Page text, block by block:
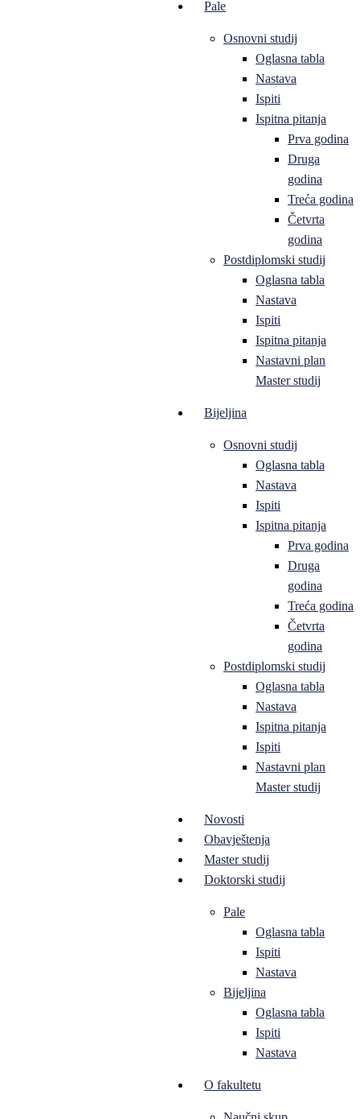
Pale
Osnovni studij
Oglasna tabla
Nastava
Ispiti
Ispitna pitanja
Prva godina
Druga
godina
Treća godina
Četvrta
godina
Postdiplomski studij
Oglasna tabla
Nastava
Ispiti
Ispitna pitanja
Nastavni plan
Master studij
Bijeljina
Osnovni studij
Oglasna tabla
Nastava
Ispiti
Ispitna pitanja
Prva godina
Druga
godina
Treća godina
Četvrta
godina
Postdiplomski studij
Oglasna tabla
Nastava
Ispitna pitanja
Ispiti
Nastavni plan
Master studij
Novosti
Obavještenja
Master studij
Doktorski studij
Pale
Oglasna tabla
Ispiti
Nastava
Bijeljina
Oglasna tabla
Ispiti
Nastava
O fakultetu